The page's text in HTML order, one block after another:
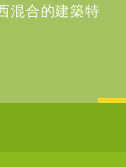
混合的建築特